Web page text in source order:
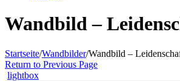
Wandbild –
Startseite/Wandbilder/Wandbild –
Return to Previous Page
lightbox